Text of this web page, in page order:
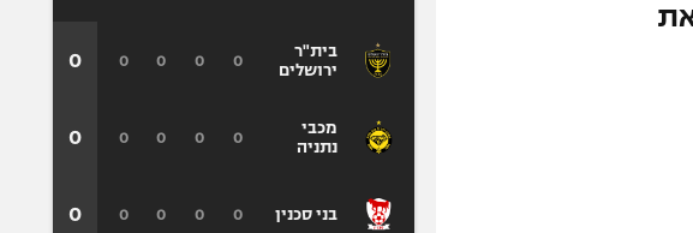
את
בית"ר
ירושלים
מכבי
נתניה
בני סכנין
0
0
0
0
0
0
0
0
0
0
0
0
0
0
0